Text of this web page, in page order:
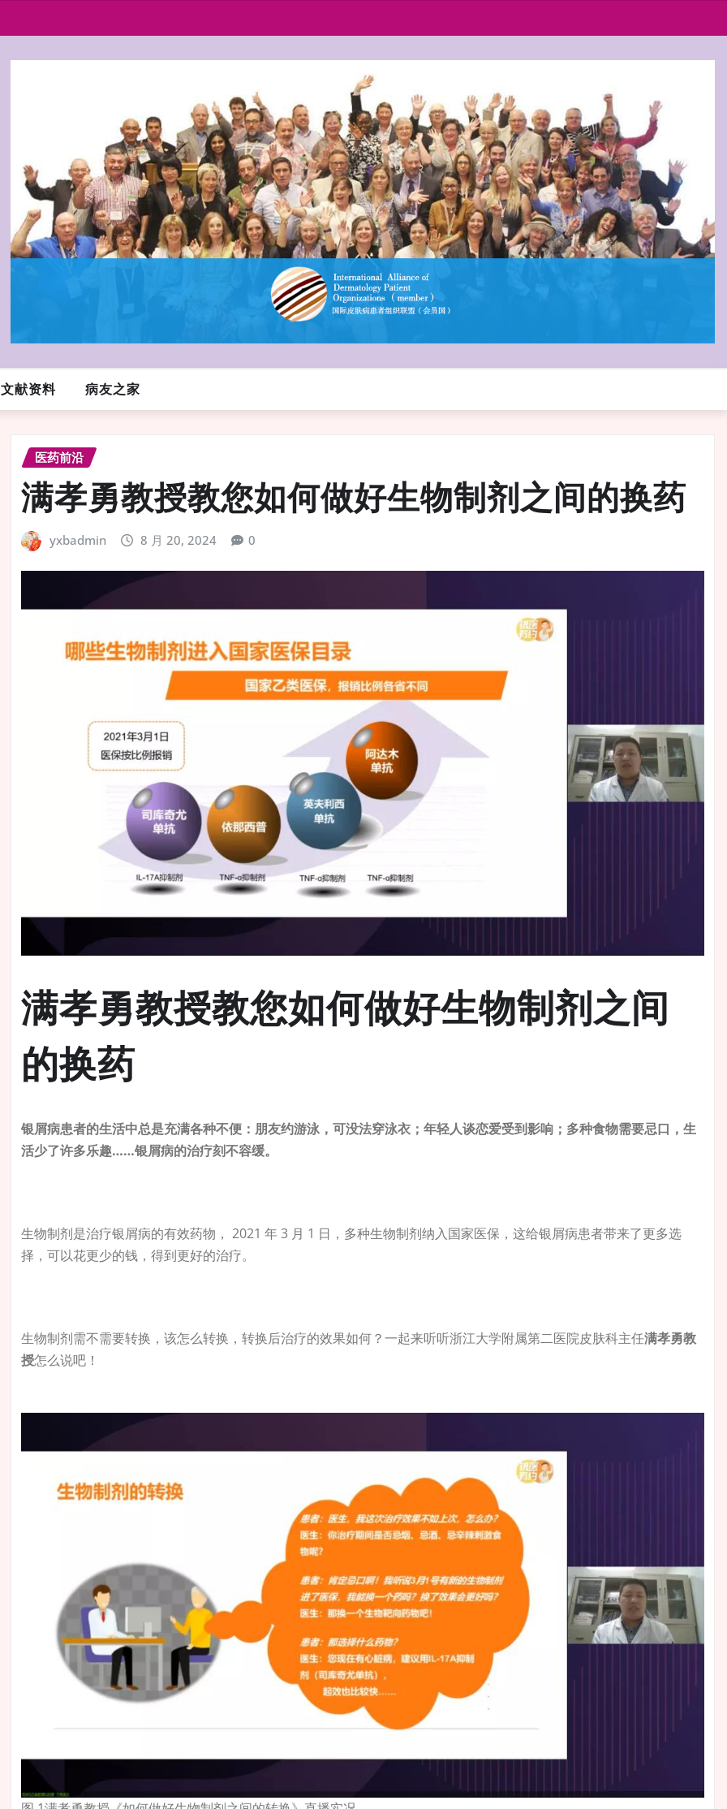
文献资料 病友之家
医药前沿
满孝勇教授教您如何做好生物制剂之间的换药
yxbadmin 8 月 20, 2024 0
满孝勇教授教您如何做好生物制剂之间
的换药
银屑病患者的生活中总是充满各种不便：朋友约游泳，可没法穿泳衣；年轻人谈恋爱受到影响；多种食物需要忌口，生
活少了许多乐趣……银屑病的治疗刻不容缓。
生物制剂是治疗银屑病的有效药物， 2021 年 3 月 1 日，多种生物制剂纳入国家医保，这给银屑病患者带来了更多选
择，可以花更少的钱，得到更好的治疗。
生物制剂需不需要转换，该怎么转换，转换后治疗的效果如何？一起来听听浙江大学附属第二医院皮肤科主任满孝勇教
授怎么说吧！